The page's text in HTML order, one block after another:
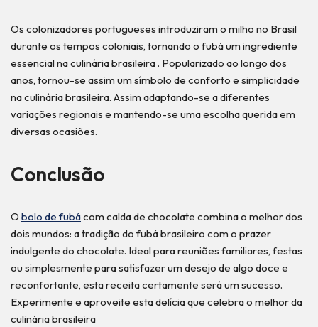
Os colonizadores portugueses introduziram o milho no Brasil
durante os tempos coloniais, tornando o fubá um ingrediente
essencial na culinária brasileira . Popularizado ao longo dos
anos, tornou-se assim um símbolo de conforto e simplicidade
na culinária brasileira. Assim adaptando-se a diferentes
variações regionais e mantendo-se uma escolha querida em
diversas ocasiões.
Conclusão
O bolo de fubácom calda de chocolate combina o melhor dos
dois mundos: a tradição do fubá brasileiro com o prazer
indulgente do chocolate. Ideal para reuniões familiares, festas
ou simplesmente para satisfazer um desejo de algo doce e
reconfortante, esta receita certamente será um sucesso.
Experimente e aproveite esta delícia que celebra o melhor da
culinária brasileira